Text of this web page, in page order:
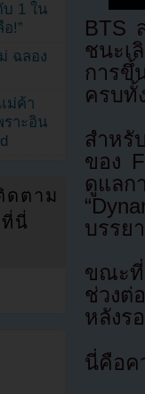
BTS
ชนะเ
การขึ้
ครบทั้
สำหรั
ของ
ดูแล
บรรย
ขณะที่
ช่วงต่
หลังร
นี่คือค
บ 1 ใน
!”
ฉลอง
ม่ค้า
ราะอิน
ดตาม
นี่